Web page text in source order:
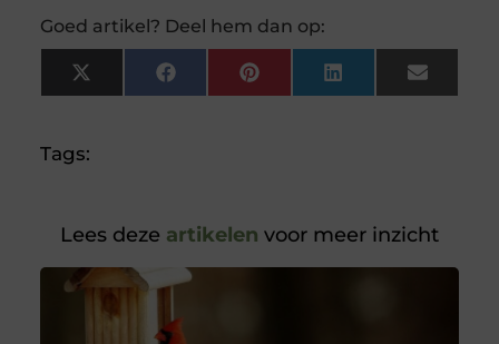
Goed artikel? Deel hem dan op:
X
(Twitter)
FacebookPinterestLinkedInEmail
Tags:
Lees deze artikelen voor meer inzicht